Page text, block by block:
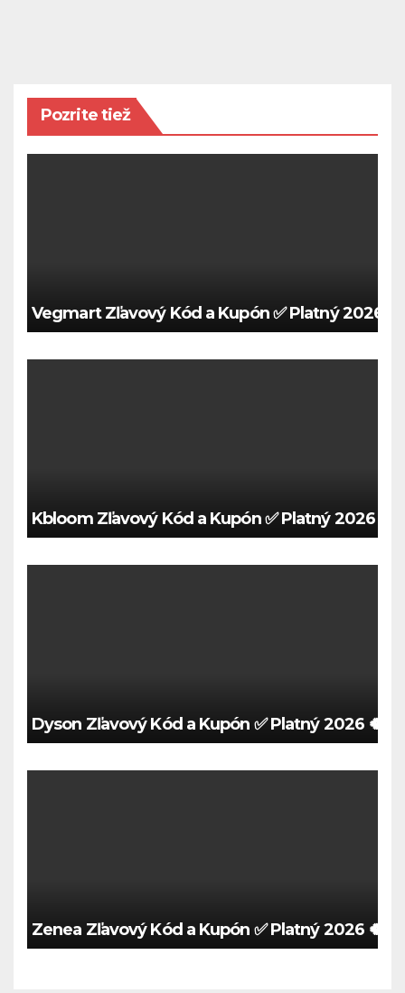
Pozrite tiež
Vegmart Zľavový Kód a Kupón ✅ Platný 2026 🍀
Kbloom Zľavový Kód a Kupón ✅ Platný 2026 🍀
Dyson Zľavový Kód a Kupón ✅ Platný 2026 🍀
Zenea Zľavový Kód a Kupón ✅ Platný 2026 🍀